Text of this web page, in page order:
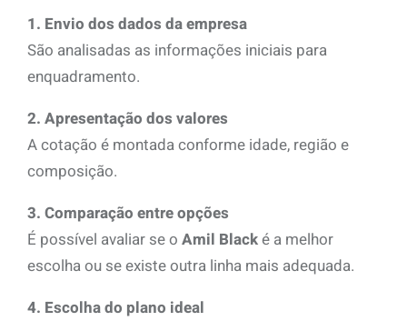
1. Envio dos dados da empresa
São analisadas as informações iniciais para
enquadramento.
2. Apresentação dos valores
A cotação é montada conforme idade, região e
composição.
3. Comparação entre opções
É possível avaliar se o Amil Blacké a melhor
escolha ou se existe outra linha mais adequada.
4. Escolha do plano ideal